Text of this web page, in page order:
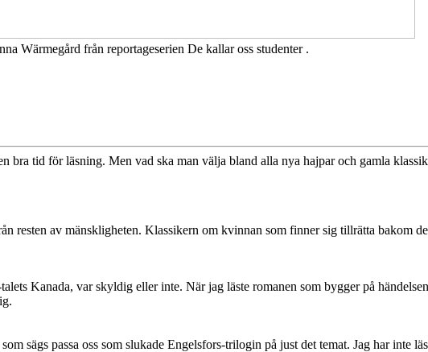
Wärmegård från reportageserien De kallar oss studenter .
bra tid för läsning. Men vad ska man välja bland alla nya hajpar och gamla
resten av mänskligheten. Klassikern om kvinnan som finner sig tillrätta bakom
Kanada, var skyldig eller inte. När jag läste romanen som bygger på
sägs passa oss som slukade Engelsfors-trilogin på just det temat. Jag har inte